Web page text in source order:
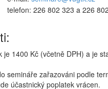
telefon: 226 802 323 a 226
je 1400 Kč (včetně DPH) a je
semináře zařazováni podle
účastnický poplatek vrácen.